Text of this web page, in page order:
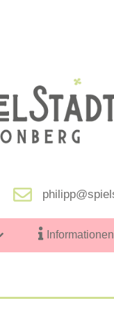
Informationen